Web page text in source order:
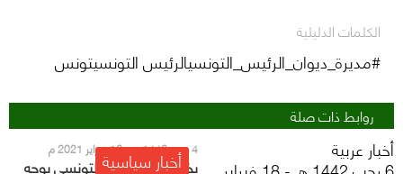
الكلمات الدليلية
#مديرة_ديوان_الرئيس_التونسيالرئيس التونسيتونس
روابط ذات صلة
أخبار عربية أخبار سياسية 4 رجب 1442 هـ - 16 فبراير 2021 م
بخط يده.. الرئيس التونسي يوجه